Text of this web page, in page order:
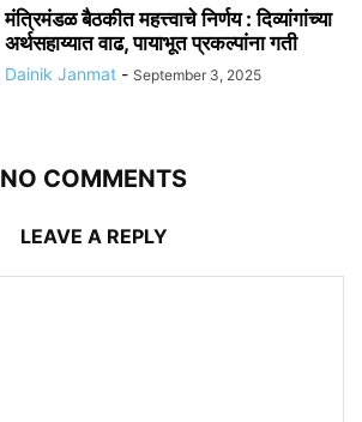
मंत्रिमंडळ बैठकीत महत्त्वाचे निर्णय : दिव्यांगांच्या
अर्थसहाय्यात वाढ, पायाभूत प्रकल्पांना गती
Dainik Janmat - September 3, 2025
NO COMMENTS
LEAVE A REPLY